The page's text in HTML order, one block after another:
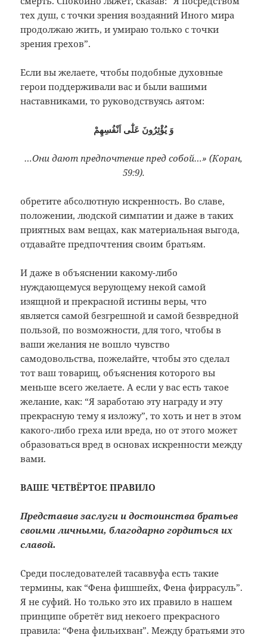
тех душ,с точки зрения воздаяний Иного мира
продолжаю жить, и умираю только с точки
зрения грехов”.
Если вы желаете, чтобы подобные духовные
герои поддерживали вас и были вашими
наставниками, то руководствуясь аятом:
وَ يُؤْثِرُونَ عَلٰٓى اَنْفُسِهِمْ
…Они дают предпочтение пред собой…» (Коран,
59:9).
обретите абсолютную искренность. Во славе,
положении, людской симпатии и даже в таких
приятных вам вещах, как материальная выгода,
отдавайте предпочтения своим братьям.
И даже в объяснении какому-либо
нуждающемуся верующему некой самой
изящной и прекрасной истины веры, что
является самой безгрешной и самой безвредной
пользой, по возможности, для того, чтобы в
ваши желания не вошло чувство
самодовольства, пожелайте, чтобы это сделал
тот ваш товарищ, объяснения которого вы
меньше всего желаете. А если у вас есть такое
желание, как: “Я заработаю эту награду и эту
прекрасную тему я изложу”, то хоть и нет в этом
какого-либо греха или вреда, но от этого может
образоваться вред в основах искренности между
вами.
ВАШЕ ЧЕТВЁРТОЕ ПРАВИЛО
Представив заслуги и достоинства братьев
своими личными, благодарно гордиться их
славой.
Среди последователей тасаввуфа есть такие
термины, как “Фена фишшейх, Фена фиррасуль”.
Я не суфий. Но только это их правило в нашем
принципе обретёт вид некоего прекрасного
правила: “Фена фильихван”. Между братьями это